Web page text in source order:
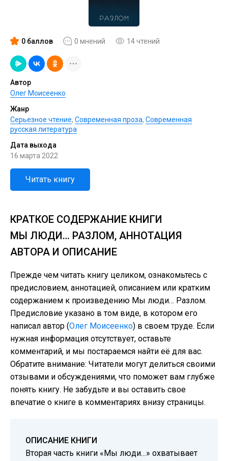
0 баллов 0 мнений 14 чтений
Автор
Олег Моисеенко
Жанр
Серьезное чтение, Современная проза, Современная
русская литература
Дата выхода
16 марта 2022
Читать книгу
КРАТКОЕ СОДЕРЖАНИЕ КНИГИ
МЫ ЛЮДИ… РАЗЛОМ, АННОТАЦИЯ
АВТОРА И ОПИСАНИЕ
Прежде чем читать книгу целиком, ознакомьтесь с
предисловием, аннотацией, описанием или кратким
содержанием к произведению Мы люди… Разлом.
Предисловие указано в том виде, в котором его
написал автор (Олег Моисеенко) в своем труде. Если
нужная информация отсутствует, оставьте
комментарий, и мы постараемся найти её для вас.
Обратите внимание: Читатели могут делиться своими
отзывами и обсуждениями, что поможет вам глубже
понять книгу. Не забудьте и вы оставить свое
впечатие о книге в комментариях внизу страницы.
ОПИСАНИЕ КНИГИ
Вторая часть книги «Мы люди…» охватывает